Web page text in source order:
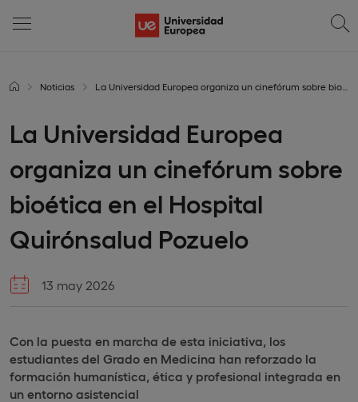
Noticias La Universidad Europea organiza un cinefórum sobre bioética en el Hospital Quirónsalud Pozuelo
La Universidad Europea
organiza un cinefórum sobre
bioética en el Hospital
Quirónsalud Pozuelo
13 may 2026
Con la puesta en marcha de esta iniciativa, los
estudiantes del Grado en Medicina han reforzado la
formación humanística, ética y profesional integrada en
un entorno asistencial